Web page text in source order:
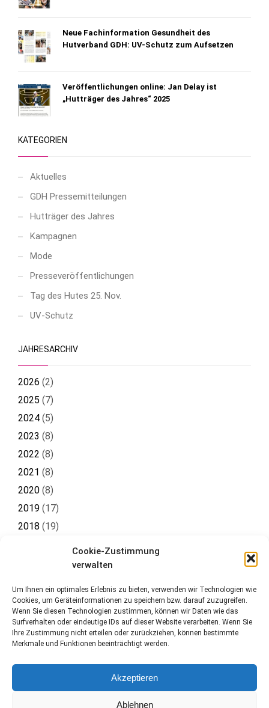
Cookie-Zustimmung
verwalten
Um Ihnen ein optimales Erlebnis zu bieten, verwenden wir Technologien wie
Cookies, um Geräteinformationen zu speichern bzw. darauf zuzugreifen.
Wenn Sie diesen Technologien zustimmen, können wir Daten wie das
Surfverhalten oder eindeutige IDs auf dieser Website verarbeiten. Wenn Sie
Ihre Zustimmung nicht erteilen oder zurückziehen, können bestimmte
Merkmale und Funktionen beeinträchtigt werden.
Akzeptieren
Ablehnen
Neue Fachinformation Gesundheit des
Hutverband GDH: UV-Schutz zum Aufsetzen
Veröffentlichungen online: Jan Delay ist
„Hutträger des Jahres“ 2025
KATEGORIEN
Aktuelles
GDH Pressemitteilungen
Hutträger des Jahres
Kampagnen
Mode
Presseveröffentlichungen
Tag des Hutes 25. Nov.
UV-Schutz
JAHRESARCHIV
2026 (2)
2025 (7)
2024 (5)
2023 (8)
2022 (8)
2021 (8)
2020 (8)
2019 (17)
2018 (19)
Datenschutz
Kontakt
Cookie-Richtlinie (EU)